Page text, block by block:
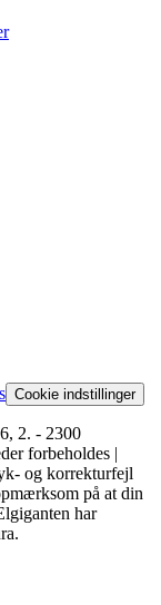
Cookie indstillinger
2. - 2300
forbeholdes |
og korrekturfejl
på at din
har